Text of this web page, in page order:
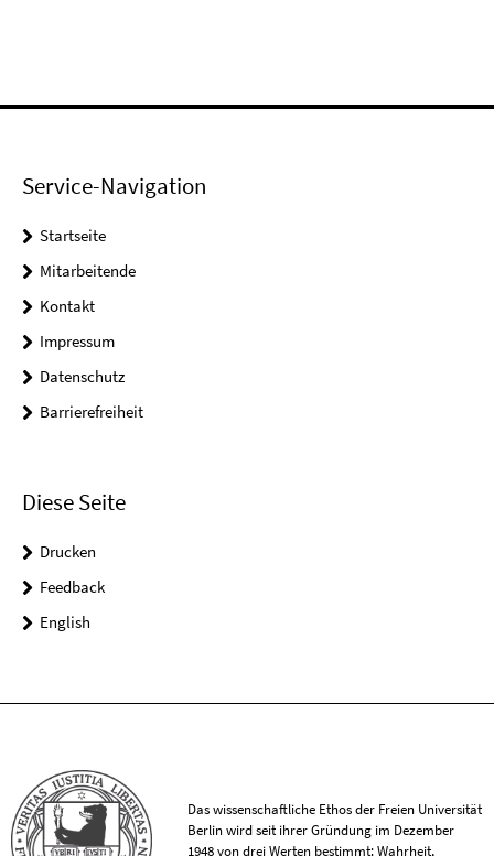
Service-Navigation
Startseite
Mitarbeitende
Kontakt
Impressum
Datenschutz
Barrierefreiheit
Diese Seite
Drucken
Feedback
English
Das wissenschaftliche Ethos der Freien Universität
Berlin wird seit ihrer Gründung im Dezember
1948 von drei Werten bestimmt: Wahrheit,